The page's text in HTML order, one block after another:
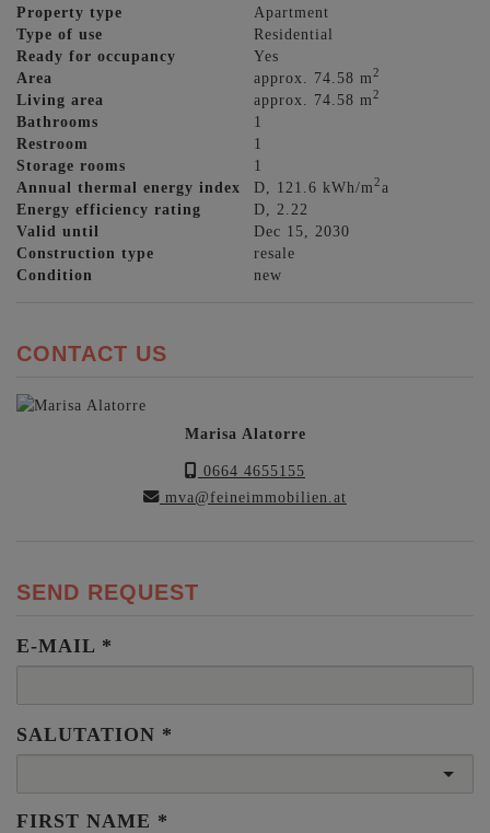
Property type
Apartment
Type of use
Residential
Ready for occupancy
Yes
Area
approx. 74.58 m2
Living area approx. 74.58 m2
Bathrooms
1
Restroom
1
Storage rooms
1
Annual thermal energy index
D, 121.6 kWh/m2a
Energy efficiency rating
D, 2.22
Valid until
Dec 15, 2030
Construction type
resale
Condition
new
CONTACT US
Marisa Alatorre
0664 4655155
mva@feineimmobilien.at
SEND REQUEST
E-MAIL
SALUTATION
FIRST NAME